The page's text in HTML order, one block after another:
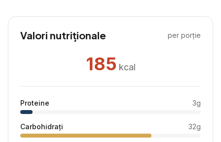
Valori nutriționale per porție
185 kcal
Proteine 3g
Carbohidrați 32g